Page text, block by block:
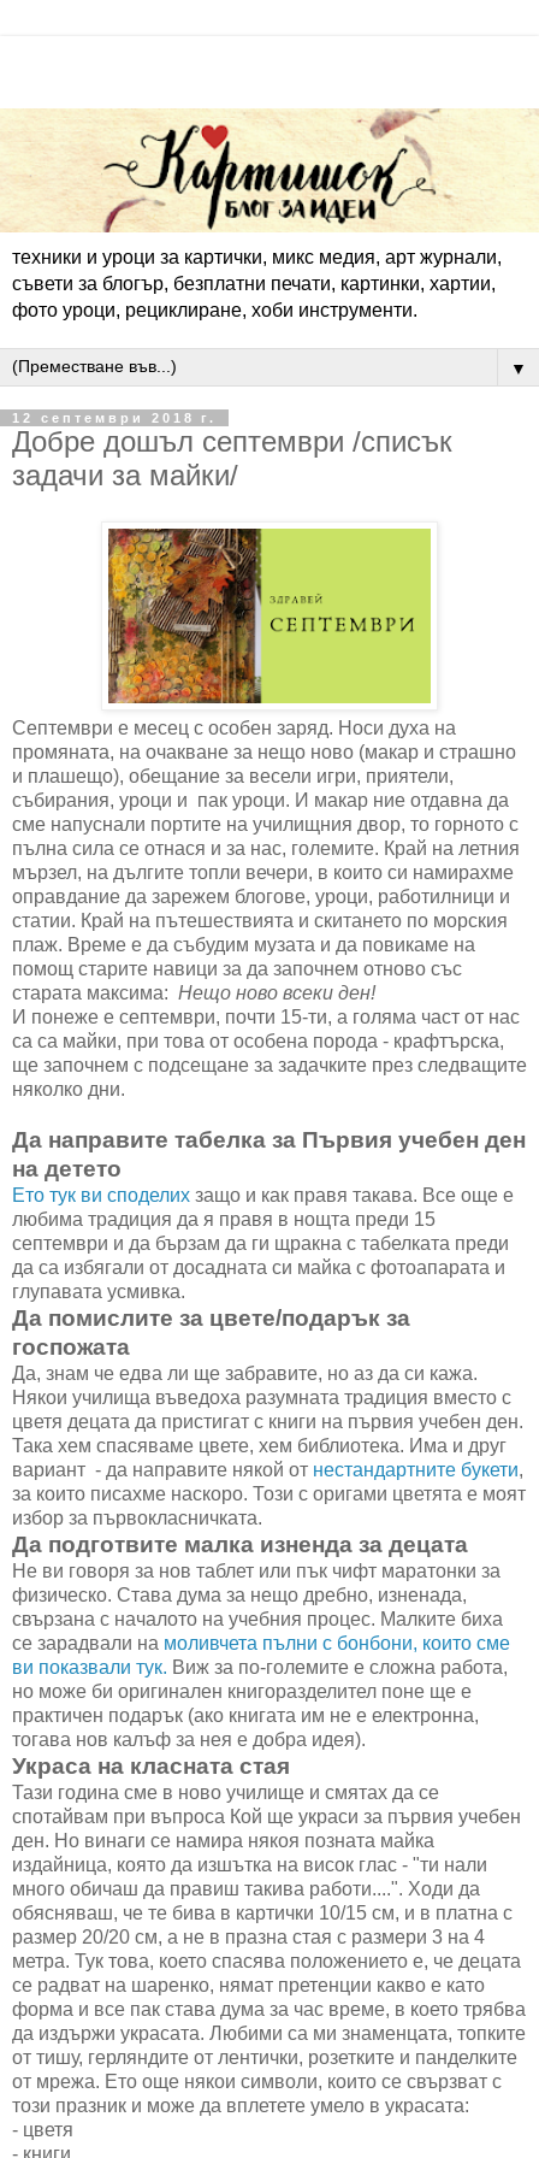
техники и уроци за картички, микс медия, арт журнали,
съвети за блогър, безплатни печати, картинки, хартии,
фото уроци, рециклиране, хоби инструменти.
▼
12 септември 2018 г.
Добре дошъл септември /списък
задачи за майки/
Септември е месец с особен заряд. Носи духа на
промяната, на очакване за нещо ново (макар и страшно
и плашещо), обещание за весели игри, приятели,
събирания, уроци и пак уроци. И макар ние отдавна да
сме напуснали портите на училищния двор, то горното с
пълна сила се отнася и за нас, големите. Край на летния
мързел, на дългите топли вечери, в които си намирахме
оправдание да зарежем блогове, уроци, работилници и
статии. Край на пътешествията и скитането по морския
плаж. Време е да събудим музата и да повикаме на
помощ старите навици за да започнем отново със
старата максима: Нещо ново всеки ден!
И понеже е септември, почти 15-ти, а голяма част от нас
са са майки, при това от особена порода - крафтърска,
ще започнем с подсещане за задачките през следващите
няколко дни.
Да направите табелка за Първия учебен ден
на детето
Ето тук ви споделих защо и как правя такава. Все още е
любима традиция да я правя в нощта преди 15
септември и да бързам да ги щракна с табелката преди
да са избягали от досадната си майка с фотоапарата и
глупавата усмивка.
Да помислите за цвете/подарък за
госпожата
Да, знам че едва ли ще забравите, но аз да си кажа.
Някои училища въведоха разумната традиция вместо с
цветя децата да пристигат с книги на първия учебен ден.
Така хем спасяваме цвете, хем библиотека. Има и друг
вариант - да направите някой от нестандартните букети,
за които писахме наскоро. Този с оригами цветята е моят
избор за първокласничката.
Да подготвите малка изненда за децата
Не ви говоря за нов таблет или пък чифт маратонки за
физическо. Става дума за нещо дребно, изненада,
свързана с началото на учебния процес. Малките биха
се зарадвали на моливчета пълни с бонбони, които сме
ви показвали тук. Виж за по-големите е сложна работа,
но може би оригинален книгоразделител поне ще е
практичен подарък (ако книгата им не е електронна,
тогава нов калъф за нея е добра идея).
Украса на класната стая
Тази година сме в ново училище и смятах да се
спотайвам при въпроса Кой ще украси за първия учебен
ден. Но винаги се намира някоя позната майка
издайница, която да изшътка на висок глас - "ти нали
много обичаш да правиш такива работи....". Ходи да
обясняваш, че те бива в картички 10/15 см, и в платна с
размер 20/20 см, а не в празна стая с размери 3 на 4
метра. Тук това, което спасява положението е, че децата
се радват на шаренко, нямат претенции какво е като
форма и все пак става дума за час време, в което трябва
да издържи украсата. Любими са ми знаменцата, топките
от тишу, герляндите от лентички, розетките и панделките
от мрежа. Ето още някои символи, които се свързват с
този празник и може да вплетете умело в украсата:
- цветя
- книги